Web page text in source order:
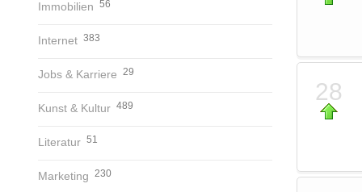
Immobilien 56
Internet 383
Jobs & Karriere 29
Kunst & Kultur 489
Literatur 51
Marketing 230
28